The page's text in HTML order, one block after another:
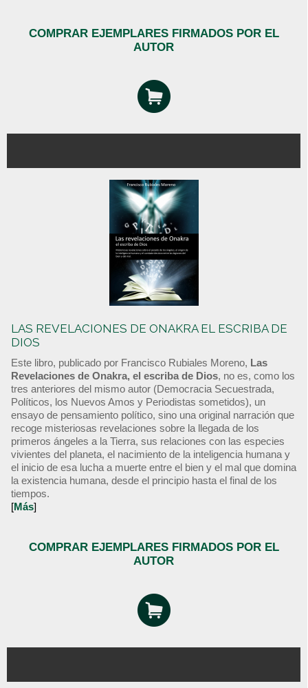
COMPRAR EJEMPLARES FIRMADOS POR EL
AUTOR
LAS REVELACIONES DE ONAKRA EL ESCRIBA DE
DIOS
Este libro, publicado por Francisco Rubiales Moreno, Las
Revelaciones de Onakra, el escriba de Dios, no es, como los
tres anteriores del mismo autor (Democracia Secuestrada,
Políticos, los Nuevos Amos y Periodistas sometidos), un
ensayo de pensamiento político, sino una original narración que
recoge misteriosas revelaciones sobre la llegada de los
primeros ángeles a la Tierra, sus relaciones con las especies
vivientes del planeta, el nacimiento de la inteligencia humana y
el inicio de esa lucha a muerte entre el bien y el mal que domina
la existencia humana, desde el principio hasta el final de los
tiempos.
[Más]
COMPRAR EJEMPLARES FIRMADOS POR EL
AUTOR